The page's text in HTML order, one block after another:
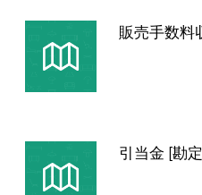
販売手数料
引当金 [勘